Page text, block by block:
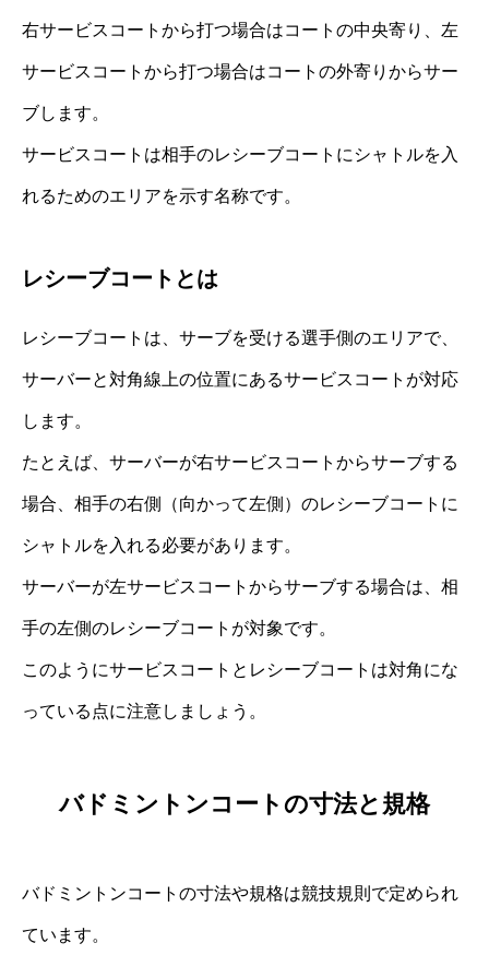
右サービスコートから打つ場合はコートの中央寄り、左
サービスコートから打つ場合はコートの外寄りからサー
ブします。
サービスコートは相手のレシーブコートにシャトルを入
れるためのエリアを示す名称です。
レシーブコートとは
レシーブコートは、サーブを受ける選手側のエリアで、
サーバーと対角線上の位置にあるサービスコートが対応
します。
たとえば、サーバーが右サービスコートからサーブする
場合、相手の右側（向かって左側）のレシーブコートに
シャトルを入れる必要があります。
サーバーが左サービスコートからサーブする場合は、相
手の左側のレシーブコートが対象です。
このようにサービスコートとレシーブコートは対角にな
っている点に注意しましょう。
バドミントンコートの寸法と規格
バドミントンコートの寸法や規格は競技規則で定められ
ています。